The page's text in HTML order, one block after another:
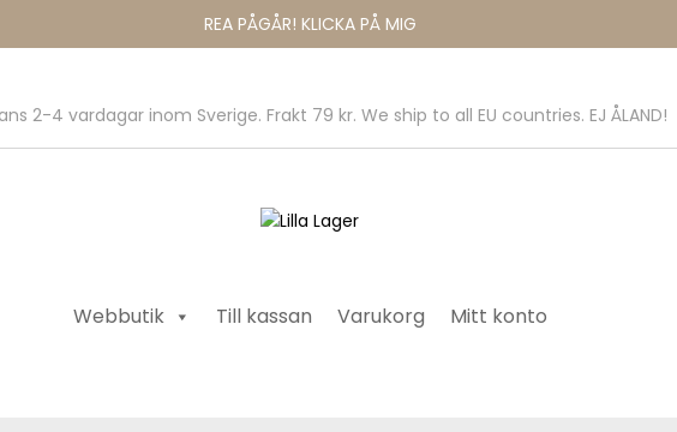
REA PÅGÅR! KLICKA PÅ MIG
2-4 vardagar inom Sverige. Frakt 79 kr. We ship to all EU countries. EJ ÅLAND!
Webbutik Till kassan Varukorg Mitt konto